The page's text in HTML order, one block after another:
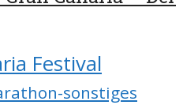
sonstiges